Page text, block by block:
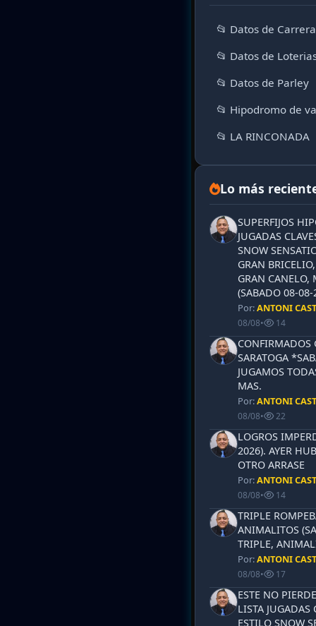
📂 Datos de
📂 Datos de
📂 Datos de Parley
📂 Hipodromo de
📂 LA RINCONADA
Lo más
SUPERFIJOS
JUGADAS
SNOW
GRAN
GRAN CANELO,
(SABADO 08-
Por:ANTONI
08/08• 14
CONFIRMADOS
SARATOGA
JUGAMOS
MAS.
Por:ANTONI
08/08• 22
LOGROS
2026). AYER
OTRO ARRASE
Por:ANTONI
08/08• 14
TRIPLE
ANIMALITOS
TRIPLE,
Por:ANTONI
08/08• 17
ESTE NO
LISTA JUGADAS
ESTILO SNOW